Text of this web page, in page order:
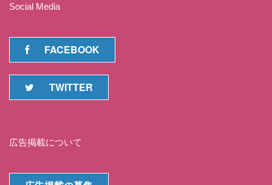
Social Media
FACEBOOK
TWITTER
広告掲載について